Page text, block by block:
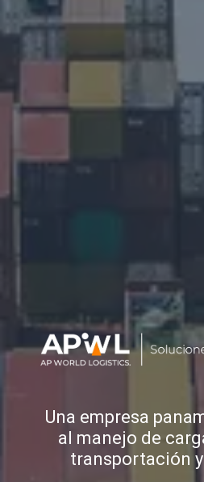
Una empresa
al manejo de
transportación